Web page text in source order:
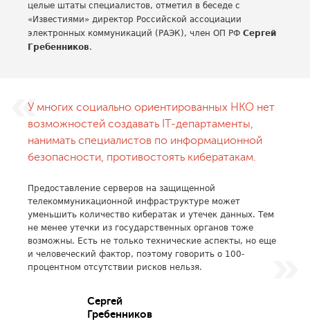
целые штаты специалистов, отметил в беседе с
«Известиями» директор Российской ассоциации
электронных коммуникаций (РАЭК), член ОП РФ Сергей
Гребенников.
У многих социально ориентированных НКО нет
возможностей создавать IT-департаменты,
нанимать специалистов по информационной
безопасности, противостоять кибератакам.
Предоставление серверов на защищенной
телекоммуникационной инфраструктуре может
уменьшить количество кибератак и утечек данных. Тем
не менее утечки из государственных органов тоже
возможны. Есть не только технические аспекты, но еще
и человеческий фактор, поэтому говорить о 100-
процентном отсутствии рисков нельзя.
Сергей
Гребенников